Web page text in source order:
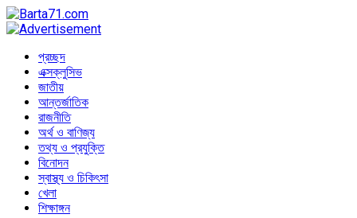
প্রচ্ছদ
এক্সক্লুসিভ
জাতীয়
আন্তর্জাতিক
রাজনীতি
অর্থ ও বাণিজ্য
তথ্য ও প্রযুক্তি
বিনোদন
স্বাস্থ্য ও চিকিৎসা
খেলা
শিক্ষাঙ্গন